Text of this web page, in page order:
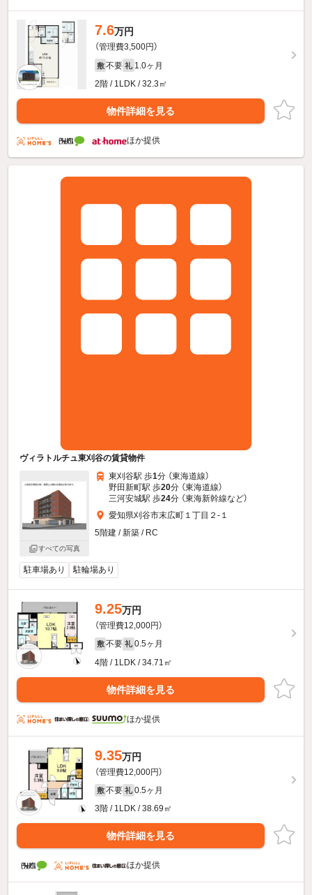
7.6万円
（管理費3,500円）
敷 不要 礼 1.0ヶ月
2階 / 1LDK / 32.3㎡
物件詳細を見る
ほか提供
ヴィラトルチュ東刈谷の賃貸物件
すべての写真
東刈谷駅 歩1分 （東海道線）
野田新町駅 歩20分 （東海道線）
三河安城駅 歩24分 （東海新幹線など）
愛知県刈谷市末広町１丁目２-１
5階建 / 新築 / RC
駐車場あり 駐輪場あり
9.25万円
（管理費12,000円）
敷 不要 礼 0.5ヶ月
4階 / 1LDK / 34.71㎡
物件詳細を見る
ほか提供
9.35万円
（管理費12,000円）
敷 不要 礼 0.5ヶ月
3階 / 1LDK / 38.69㎡
物件詳細を見る
ほか提供